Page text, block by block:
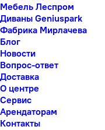
Мебель Леспром
Диваны Geniuspark
Фабрика Мирлачева
Блог
Новости
Вопрос-ответ
Доставка
О центре
Сервис
Арендаторам
Контакты